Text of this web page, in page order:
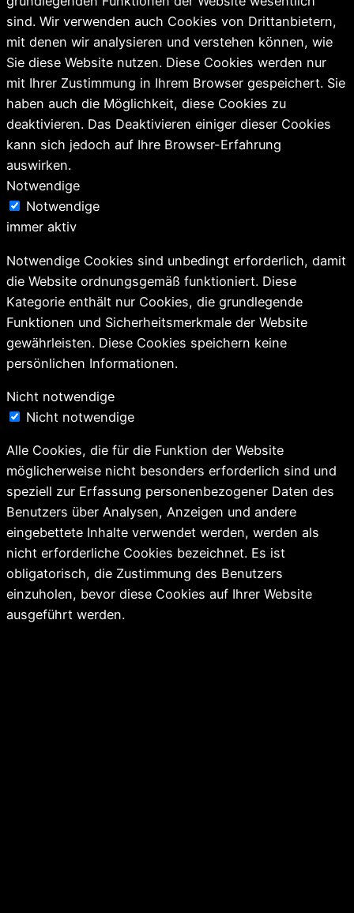
sind. Wir verwenden auch Cookies von Drittanbietern,
mit denen wir analysieren und verstehen können, wie
Sie diese Website nutzen. Diese Cookies werden nur
mit Ihrer Zustimmung in Ihrem Browser gespeichert. Sie
haben auch die Möglichkeit, diese Cookies zu
deaktivieren. Das Deaktivieren einiger dieser Cookies
kann sich jedoch auf Ihre Browser-Erfahrung
auswirken.
Notwendige
Notwendige
immer aktiv
Notwendige Cookies sind unbedingt erforderlich, damit
die Website ordnungsgemäß funktioniert. Diese
Kategorie enthält nur Cookies, die grundlegende
Funktionen und Sicherheitsmerkmale der Website
gewährleisten. Diese Cookies speichern keine
persönlichen Informationen.
Nicht notwendige
Nicht notwendige
Alle Cookies, die für die Funktion der Website
möglicherweise nicht besonders erforderlich sind und
speziell zur Erfassung personenbezogener Daten des
Benutzers über Analysen, Anzeigen und andere
eingebettete Inhalte verwendet werden, werden als
nicht erforderliche Cookies bezeichnet. Es ist
obligatorisch, die Zustimmung des Benutzers
einzuholen, bevor diese Cookies auf Ihrer Website
ausgeführt werden.